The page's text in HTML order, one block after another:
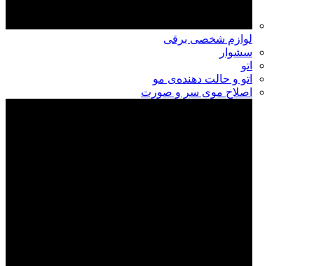
لوازم شخصی برقی
سشوار
اتو
اتو و حالت دهنده‌ی مو
اصلاح موی سر و صورت